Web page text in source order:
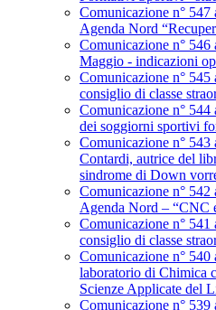
Comunicazione n°
Agenda Nord
Comunicazione n°
Maggio - indicazioni
Comunicazione n°
consiglio di classe
Comunicazione n° 544
dei soggiorni sportivi
Comunicazione n°
Contardi, autrice del
sindrome di Down
Comunicazione n°
Agenda Nord – “CNC
Comunicazione n°
consiglio di classe
Comunicazione n°
laboratorio di Chimica
Scienze Applicate del
Comunicazione n° 539